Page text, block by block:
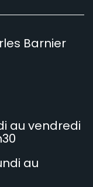
Barnier
au vendredi
au